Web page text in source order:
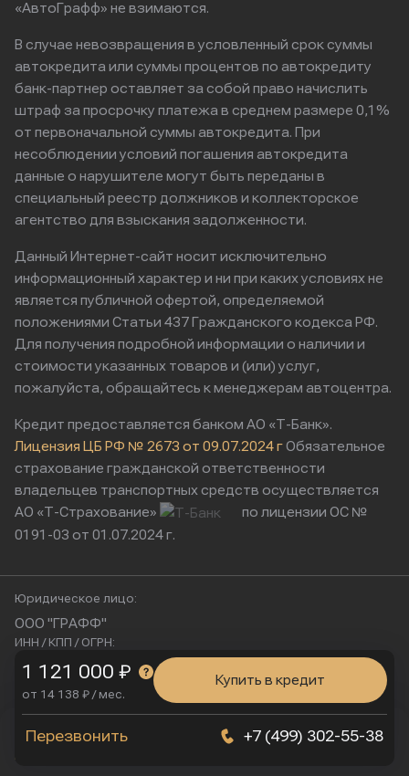
1 121 000 ₽
от 14 138 ₽ / мес.
Купить в кредит
+7 (499) 302-55-38
Перезвонить
«АвтоГрафф» не взимаются.
В случае невозвращения в условленный срок суммы
автокредита или суммы процентов по автокредиту
банк-партнер оставляет за собой право начислить
штраф за просрочку платежа в среднем размере 0,1%
от первоначальной суммы автокредита. При
несоблюдении условий погашения автокредита
данные о нарушителе могут быть переданы в
специальный реестр должников и коллекторское
агентство для взыскания задолженности.
Данный Интернет-сайт носит исключительно
информационный характер и ни при каких условиях не
является публичной офертой, определяемой
положениями Статьи 437 Гражданского кодекса РФ.
Для получения подробной информации о наличии и
стоимости указанных товаров и (или) услуг,
пожалуйста, обращайтесь к менеджерам автоцентра.
Кредит предоставляется банком АО «Т-Банк».
Лицензия ЦБ РФ № 2673 от 09.07.2024 гОбязательное
страхование гражданской ответственности
владельцев транспортных средств осуществляется
АО «Т-Страхование»
по лицензии ОС №
0191-03 от 01.07.2024 г.
Юридическое лицо:
ООО "ГРАФФ"
ИНН / КПП / ОГРН:
9724221770 / 772401001 / 1257700252028
115230, Россия, г. Москва, ул. Нагатинская, д. 2, п. 16/2
Физический адрес:
г. Москва, Нагатинская улица, 16к1с5
Мы используем cookies Я согласен